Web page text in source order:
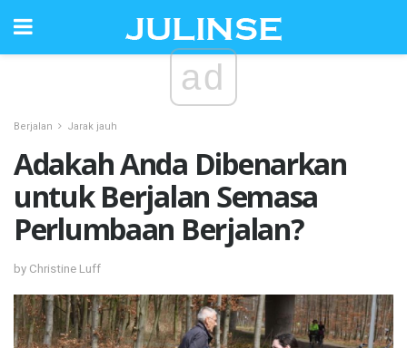
ad
Berjalan Jarak jauh
Adakah Anda Dibenarkan
untuk Berjalan Semasa
Perlumbaan Berjalan?
by Christine Luff